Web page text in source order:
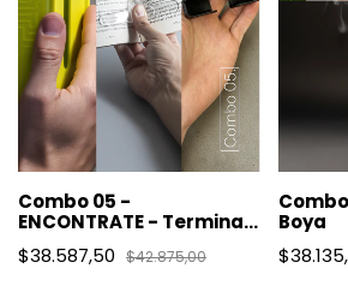
Combo 05 -
ENCONTRATE - Terminal
Madre + S.O.S. + Ubicarte
$38.587,50 $42.875,00
Boya